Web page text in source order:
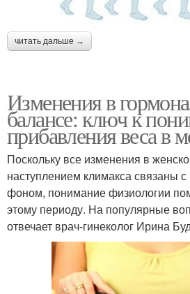
читать дальше →
Изменения в
балансе: ключ к
прибавления веса в
Поскольку все изменения в
наступлением климакса связаны
фоном, понимание физиологии
этому периоду. На популярные
отвечает врач-гинеколог Ирина